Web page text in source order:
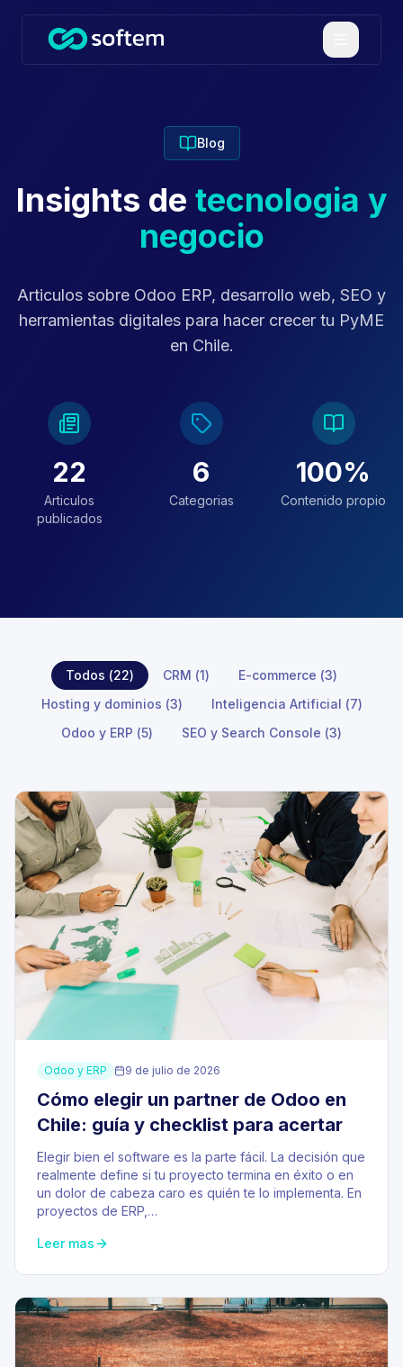
Saltar al contenido principal
Blog
Insights de tecnologia y
negocio
Articulos sobre Odoo ERP, desarrollo web, SEO y
herramientas digitales para hacer crecer tu PyME
en Chile.
22
Articulos
publicados
6
Categorias
100%
Contenido propio
Todos (22) CRM (1) E-commerce (3)
Hosting y dominios (3) Inteligencia Artificial (7)
Odoo y ERP (5) SEO y Search Console (3)
Odoo y ERP 9 de julio de 2026
Cómo elegir un partner de Odoo en
Chile: guía y checklist para acertar
Elegir bien el software es la parte fácil. La decisión que
realmente define si tu proyecto termina en éxito o en
un dolor de cabeza caro es quién te lo implementa. En
proyectos de ERP,…
Leer mas